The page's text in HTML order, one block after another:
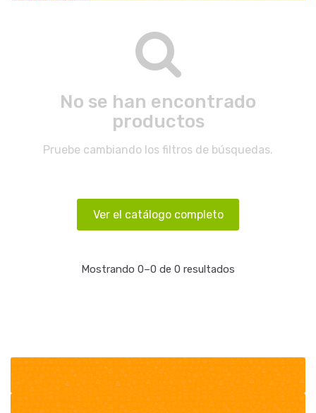
No se han encontrado
productos
Pruebe cambiando los filtros de búsquedas.
Ver el catálogo completo
Mostrando 0–0 de 0 resultados